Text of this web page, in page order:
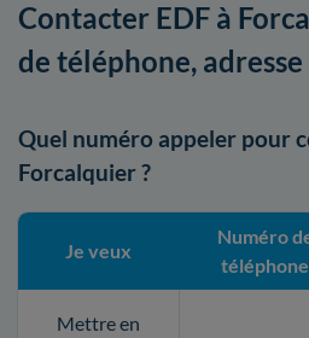
Contacter EDF à
de téléphone,
Quel numéro appeler pour
Forcalquier ?
Je veux
Numéro
téléphone
Mettre en